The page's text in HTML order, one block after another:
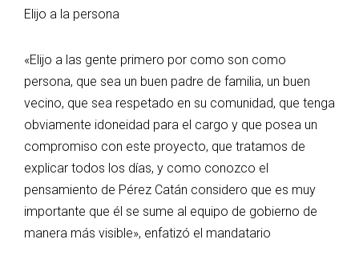
Elijo a la persona
«Elijo a las gente primero por como son como
persona, que sea un buen padre de familia, un buen
vecino, que sea respetado en su comunidad, que tenga
obviamente idoneidad para el cargo y que posea un
compromiso con este proyecto, que tratamos de
explicar todos los días, y como conozco el
pensamiento de Pérez Catán considero que es muy
importante que él se sume al equipo de gobierno de
manera más visible», enfatizó el mandatario